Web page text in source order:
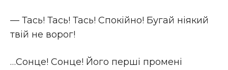
— Тась! Тась! Тась! Спокiйно! Бугай нiякий
твiй не ворог!
…Сонце! Сонце! Його першi променi